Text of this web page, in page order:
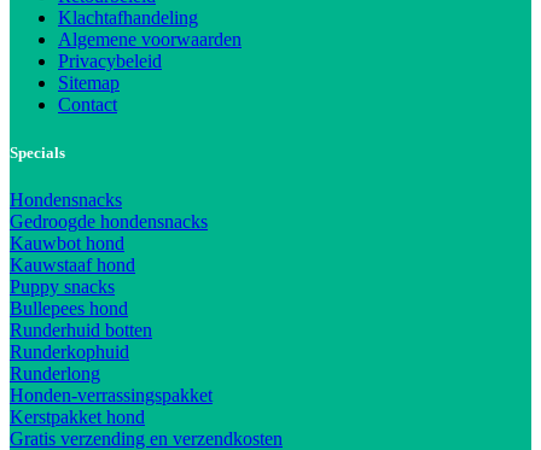
Klachtafhandeling
Algemene voorwaarden
Privacybeleid
Sitemap
Contact
Specials
Hondensnacks
Gedroogde hondensnacks
Kauwbot hond
Kauwstaaf hond
Puppy snacks
Bullepees hond
Runderhuid botten
Runderkophuid
Runderlong
Honden-verrassingspakket
Kerstpakket hond
Gratis verzending en verzendkosten